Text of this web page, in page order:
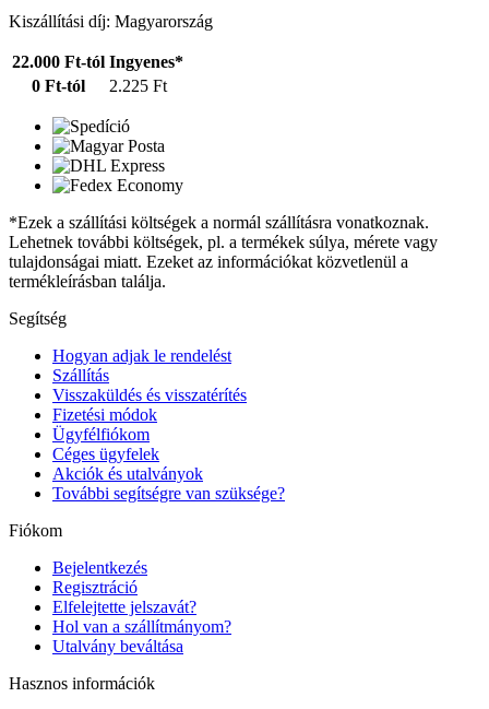
Kiszállítási díj: Magyarország
22.000 Ft-tól Ingyenes*
0 Ft-tól
2.225 Ft
*Ezek a szállítási költségek a normál szállításra vonatkoznak.
Lehetnek további költségek, pl. a termékek súlya, mérete vagy
tulajdonságai miatt. Ezeket az információkat közvetlenül a
termékleírásban találja.
Segítség
Hogyan adjak le rendelést
Szállítás
Visszaküldés és visszatérítés
Fizetési módok
Ügyfélfiókom
Céges ügyfelek
Akciók és utalványok
További segítségre van szüksége?
Fiókom
Bejelentkezés
Regisztráció
Elfelejtette jelszavát?
Hol van a szállítmányom?
Utalvány beváltása
Hasznos információk